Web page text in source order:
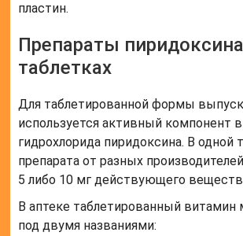
пластин.
Препараты
таблетках
Для таблетированной формы
используется активный компонент
гидрохлорида пиридоксина. В одной
препарата от разных
5 либо 10 мг действующего
В аптеке таблетированный
под двумя названиями: